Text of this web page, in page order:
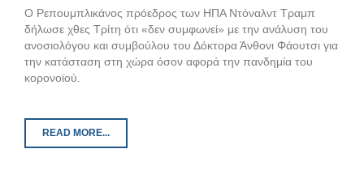
Ο Ρεπουμπλικάνος πρόεδρος των ΗΠΑ Ντόναλντ Τραμπ
δήλωσε χθες Τρίτη ότι «δεν συμφωνεί» με την ανάλυση του
ανοσιολόγου και συμβούλου του Δόκτορα Άνθονι Φάουτσι για
την κατάσταση στη χώρα όσον αφορά την πανδημία του
κορονοϊού.
READ MORE...